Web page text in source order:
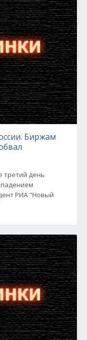
Биржам
третий день
РИА "Новый